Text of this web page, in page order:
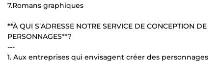
7.Romans graphiques
**À QUI S’ADRESSE NOTRE SERVICE DE CONCEPTION DE
PERSONNAGES**?
---
1. Aux entreprises qui envisagent créer des personnages